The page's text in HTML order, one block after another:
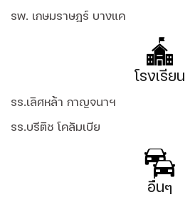
รพ. เกษมราษฎร์ บางแค
โรงเรียน
รร.เลิศหล้า กาญจนาฯ
รร.บรีติช โคลัมเบีย
อื่นๆ